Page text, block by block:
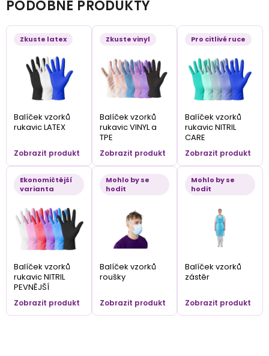
PODOBNÉ PRODUKTY
Zkuste latex
Balíček vzorků
rukavic LATEX
Zobrazit produkt
Zkuste vinyl
Balíček vzorků
rukavic VINYL a
TPE
Zobrazit produkt
Pro citlivé ruce
Balíček vzorků
rukavic NITRIL
CARE
Zobrazit produkt
Ekonomičtější
varianta
Balíček vzorků
rukavic NITRIL
PEVNĚJŠÍ
Zobrazit produkt
Mohlo by se
hodit
Balíček vzorků
roušky
Zobrazit produkt
Mohlo by se
hodit
Balíček vzorků
zástěr
Zobrazit produkt